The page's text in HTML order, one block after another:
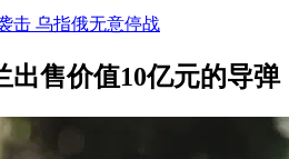
击 乌指俄无意停战
出售价值10亿元的导弹